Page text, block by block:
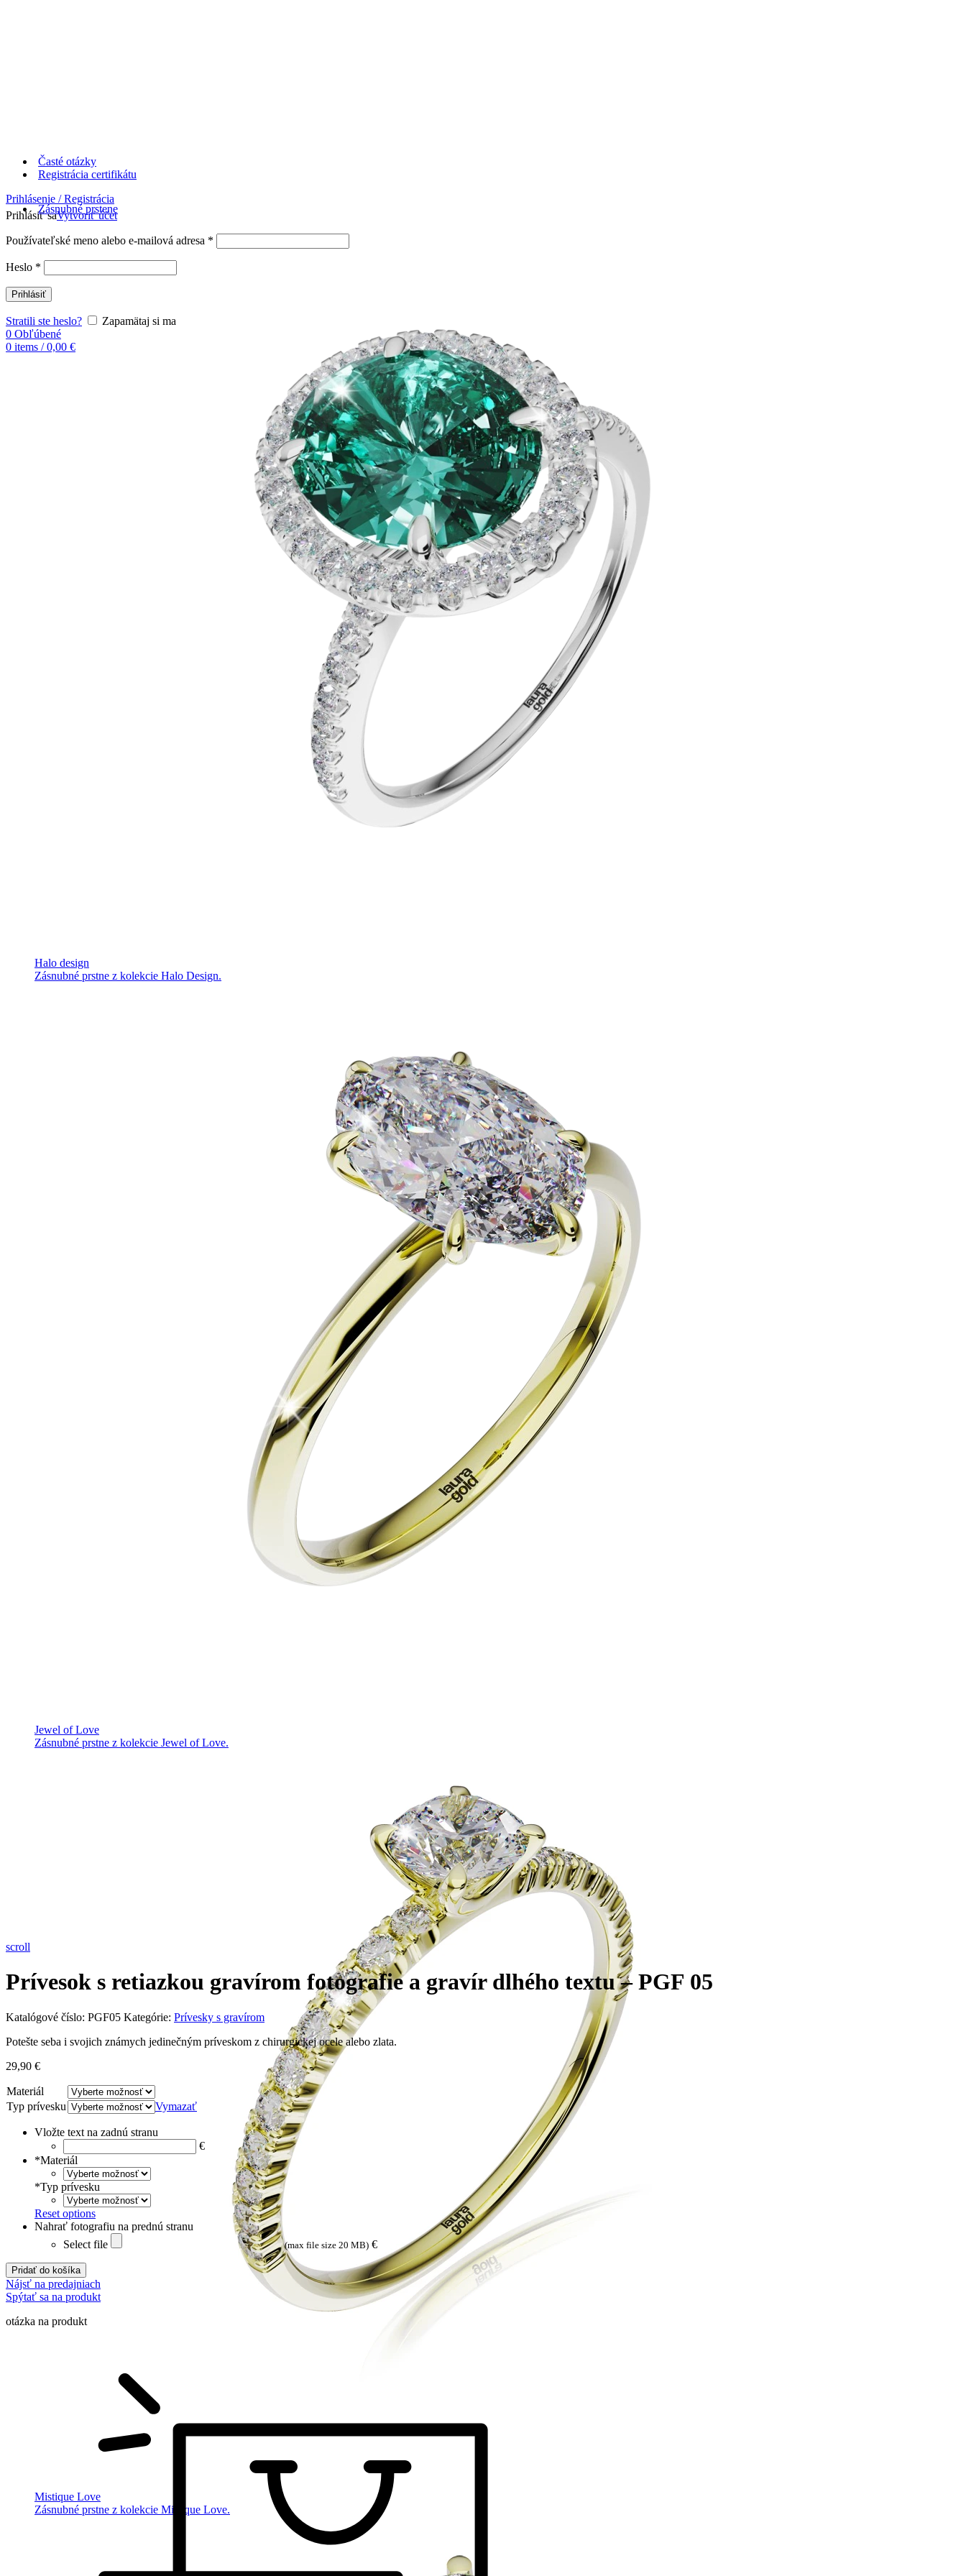
Časté otázky
Registrácia certifikátu
Prihlásenie / Registrácia
Prihlásiť saVytvoriť účet
Používateľské meno alebo e-mailová adresa *
Heslo *
Prihlásiť
Stratili ste heslo?
Zapamätaj si ma
0 Obľúbené
0 items / 0,00 €
Zásnubné prstene
Halo design
Zásnubné prstne z kolekcie Halo Design.
Jewel of Love
Zásnubné prstne z kolekcie Jewel of Love.
Mistique Love
Zásnubné prstne z kolekcie Mistique Love.
scroll
Prívesok s retiazkou gravírom fotografie a gravír dlhého textu – PGF 05
Katalógové číslo: PGF05 Kategórie: Prívesky s gravírom
Potešte seba i svojich známych jedinečným príveskom z chirurgickej ocele alebo zlata.
29,90 €
Materiál
Typ prívesku
Vymazať
Vložte text na zadnú stranu
€
*Materiál
*Typ prívesku
Reset options
Nahrať fotografiu na prednú stranu
Select file
(max file size 20 MB) €
Pridať do košíka
Nájsť na predajniach
Spýtať sa na produkt
otázka na produkt